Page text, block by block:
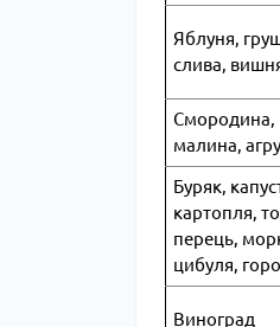
Яблуня,
слива,
Смородина,
малина,
Буряк,
картопля,
перець,
цибуля,
Виноград